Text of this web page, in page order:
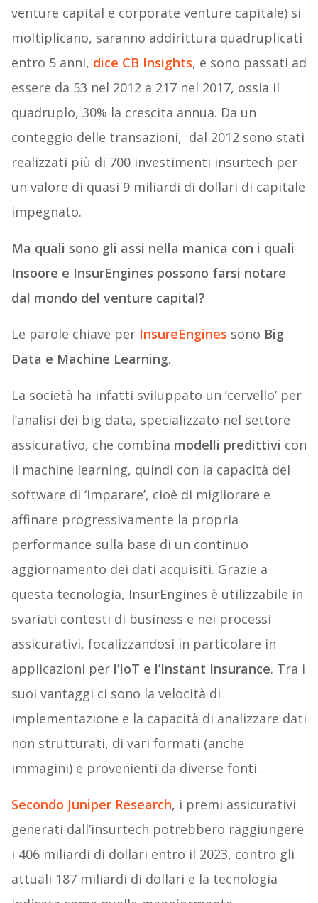
venture capital e corporate venture capitale) si
moltiplicano, saranno addirittura quadruplicati
entro 5 anni, dice CB Insights, e sono passati ad
essere da 53 nel 2012 a 217 nel 2017, ossia il
quadruplo, 30% la crescita annua. Da un
conteggio delle transazioni, dal 2012 sono stati
realizzati più di 700 investimenti insurtech per
un valore di quasi 9 miliardi di dollari di capitale
impegnato.
Ma quali sono gli assi nella manica con i quali
Insoore e InsurEngines possono farsi notare
dal mondo del venture capital?
Le parole chiave per InsureEngines sono Big
Data e Machine Learning.
La società ha infatti sviluppato un ‘cervello’ per
l’analisi dei big data, specializzato nel settore
assicurativo, che combina modelli predittivi con
il machine learning, quindi con la capacità del
software di ‘imparare’, cioè di migliorare e
affinare progressivamente la propria
performance sulla base di un continuo
aggiornamento dei dati acquisiti. Grazie a
questa tecnologia, InsurEngines è utilizzabile in
svariati contesti di business e nei processi
assicurativi, focalizzandosi in particolare in
applicazioni per l’IoT e l’Instant Insurance. Tra i
suoi vantaggi ci sono la velocità di
implementazione e la capacità di analizzare dati
non strutturati, di vari formati (anche
immagini) e provenienti da diverse fonti.
Secondo Juniper Research, i premi assicurativi
generati dall’insurtech potrebbero raggiungere
i 406 miliardi di dollari entro il 2023, contro gli
attuali 187 miliardi di dollari e la tecnologia